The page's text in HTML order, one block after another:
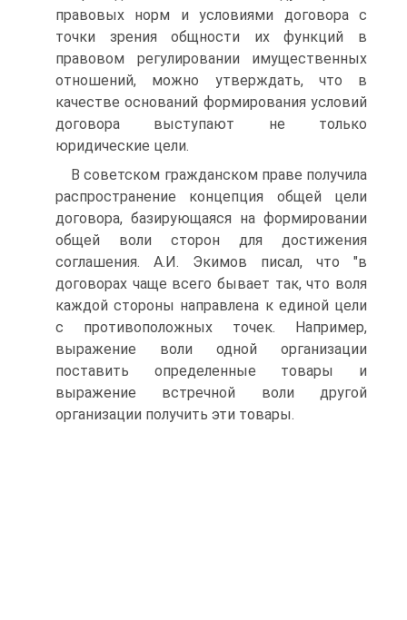
правовых норм и условиями договора с
точки зрения общности их функций в
правовом регулировании имущественных
отношений, можно утверждать, что в
качестве оснований формирования условий
договора выступают не только
юридические цели.
В советском гражданском праве получила
распространение концепция общей цели
договора, базирующаяся на формировании
общей воли сторон для достижения
соглашения. А.И. Экимов писал, что "в
договорах чаще всего бывает так, что воля
каждой стороны направлена к единой цели
с противоположных точек. Например,
выражение воли одной организации
поставить определенные товары и
выражение встречной воли другой
организации получить эти товары.